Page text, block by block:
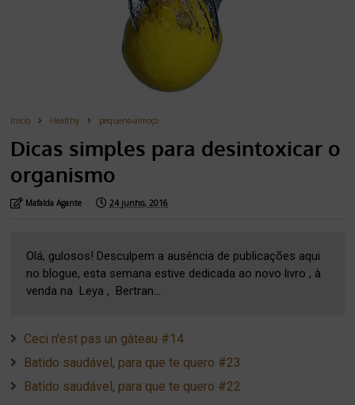
Inicio Healthy pequeno-almoço
Dicas simples para desintoxicar o
organismo
Mafalda Agante 24 junho, 2016
Olá, gulosos! Desculpem a ausência de publicações aqui
no blogue, esta semana estive dedicada ao novo livro , à
venda na Leya , Bertran...
Ceci n'est pas un gâteau #14
Batido saudável, para que te quero #23
Batido saudável, para que te quero #22